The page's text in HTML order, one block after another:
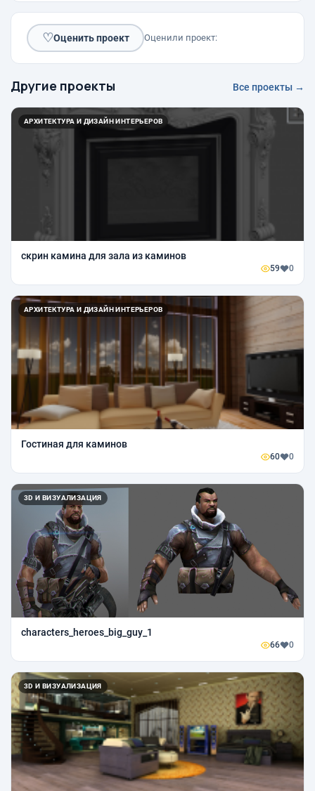
♡Оценить проект Оценили проект:
Другие проекты Все проекты →
АРХИТЕКТУРА И ДИЗАЙН ИНТЕРЬЕРОВ
скрин камина для зала из каминов
59 0
АРХИТЕКТУРА И ДИЗАЙН ИНТЕРЬЕРОВ
Гостиная для каминов
60 0
3D И ВИЗУАЛИЗАЦИЯ
characters_heroes_big_guy_1
66 0
3D И ВИЗУАЛИЗАЦИЯ